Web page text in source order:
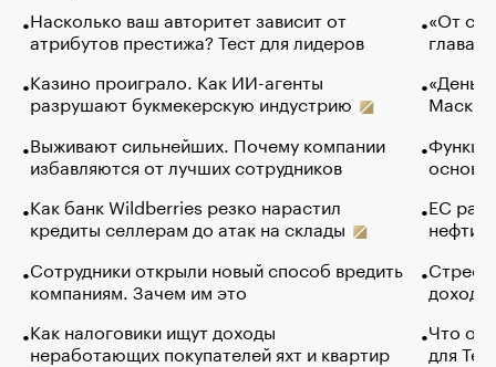
Насколько ваш авторитет зависит от
атрибутов престижа? Тест для лидеров
Казино проиграло. Как ИИ-агенты
разрушают букмекерскую индустрию
Выживают сильнейших. Почему компании
избавляются от лучших сотрудников
Как банк Wildberries резко нарастил
кредиты селлерам до атак на склады
Сотрудники открыли новый способ вредить
компаниям. Зачем им это
Как налоговики ищут доходы
неработающих покупателей яхт и квартир
«От
глава
Маск в
основ
ЕС
нефти
Что
для